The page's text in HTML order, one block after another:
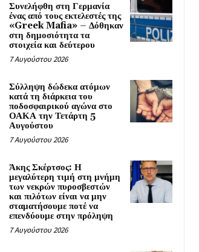
Συνελήφθη στη Γερμανία
ένας από τους εκτελεστές της
«Greek Mafia» – Δόθηκαν
στη δημοσιότητα τα
στοιχεία και δεύτερου
7 Αυγούστου 2026
Σύλληψη δώδεκα ατόμων
κατά τη διάρκεια του
ποδοσφαιρικού αγώνα στο
ΟΑΚΑ την Τετάρτη 5
Αυγούστου
7 Αυγούστου 2026
Άκης Σκέρτσος: Η
μεγαλύτερη τιμή στη μνήμη
των νεκρών πυροσβεστών
και πιλότων είναι να μην
σταματήσουμε ποτέ να
επενδύουμε στην πρόληψη
7 Αυγούστου 2026